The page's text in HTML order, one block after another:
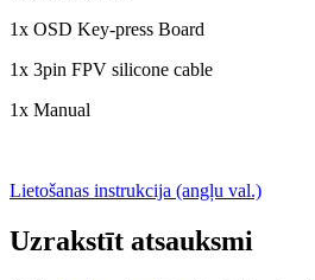
1x OSD Key-press Board
1x 3pin FPV silicone cable
1x Manual
Lietošanas instrukcija (angļu val.)
Uzrakstīt atsauksmi